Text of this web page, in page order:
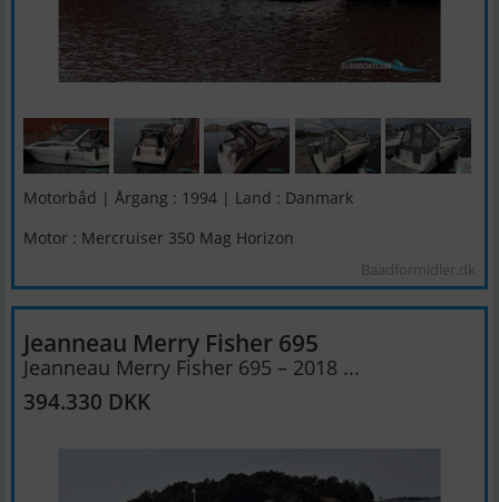
Motorbåd | Årgang : 1994 | Land : Danmark
Motor : Mercruiser 350 Mag Horizon
Baadformidler.dk
Jeanneau Merry Fisher 695
Jeanneau Merry Fisher 695 – 2018 ...
394.330 DKK